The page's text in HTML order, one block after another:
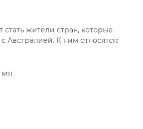
жители стран, которые
Австралией. К ним относятся: